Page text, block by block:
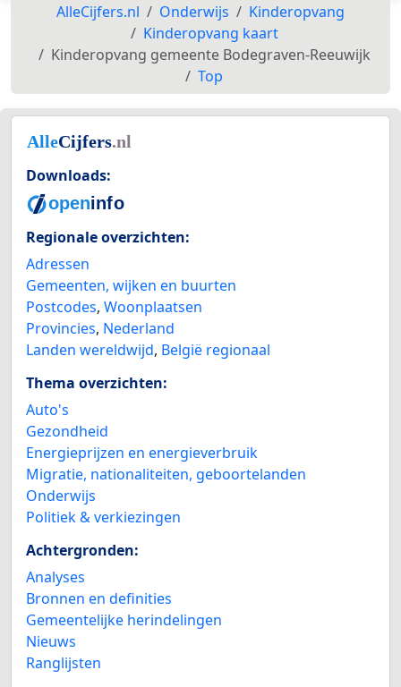
AlleCijfers.nl Onderwijs
Kinderopvang
Kinderopvang kaart
Kinderopvang gemeente Bodegraven-Reeuwijk
Top
Downloads:
Regionale overzichten:
Adressen
Gemeenten, wijken en buurten
Postcodes, Woonplaatsen
Provincies, Nederland
Landen wereldwijd, België regionaal
Thema overzichten:
Auto's
Gezondheid
Energieprijzen en energieverbruik
Migratie, nationaliteiten, geboortelanden
Onderwijs
Politiek & verkiezingen
Achtergronden:
Analyses
Bronnen en definities
Gemeentelijke herindelingen
Nieuws
Ranglijsten